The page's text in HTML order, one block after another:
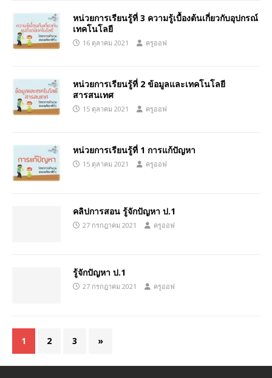
หน่วยการเรียนรู้ที่ 3 ความรู้เบื้องต้นเกี่ยวกับอุปกรณ์
เทคโนโลยี
16 ตุลาคม 2021 ครูออฟ
หน่วยการเรียนรู้ที่ 2 ข้อมูลและเทคโนโลยี
สารสนเทศ
15 ตุลาคม 2021 ครูออฟ
หน่วยการเรียนรู้ที่ 1 การแก้ปัญหา
15 ตุลาคม 2021 ครูออฟ
คลิปการสอน รู้จักปัญหา ป.1
27 กรกฎาคม 2021 ครูออฟ
รู้จักปัญหา ป.1
27 กรกฎาคม 2021 ครูออฟ
1 2 3 »